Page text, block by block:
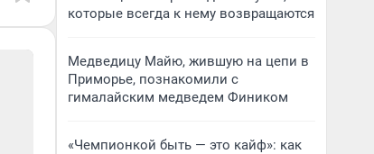
которые всегда к нему возвращаются
Медведицу Майю, жившую на цепи в
Приморье, познакомили с
гималайским медведем Фиником
«Чемпионкой быть — это кайф»: как